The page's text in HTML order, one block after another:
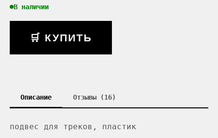
В наличии
🛒 КУПИТЬ
Описание Отзывы (16)
подвес для треков, пластик